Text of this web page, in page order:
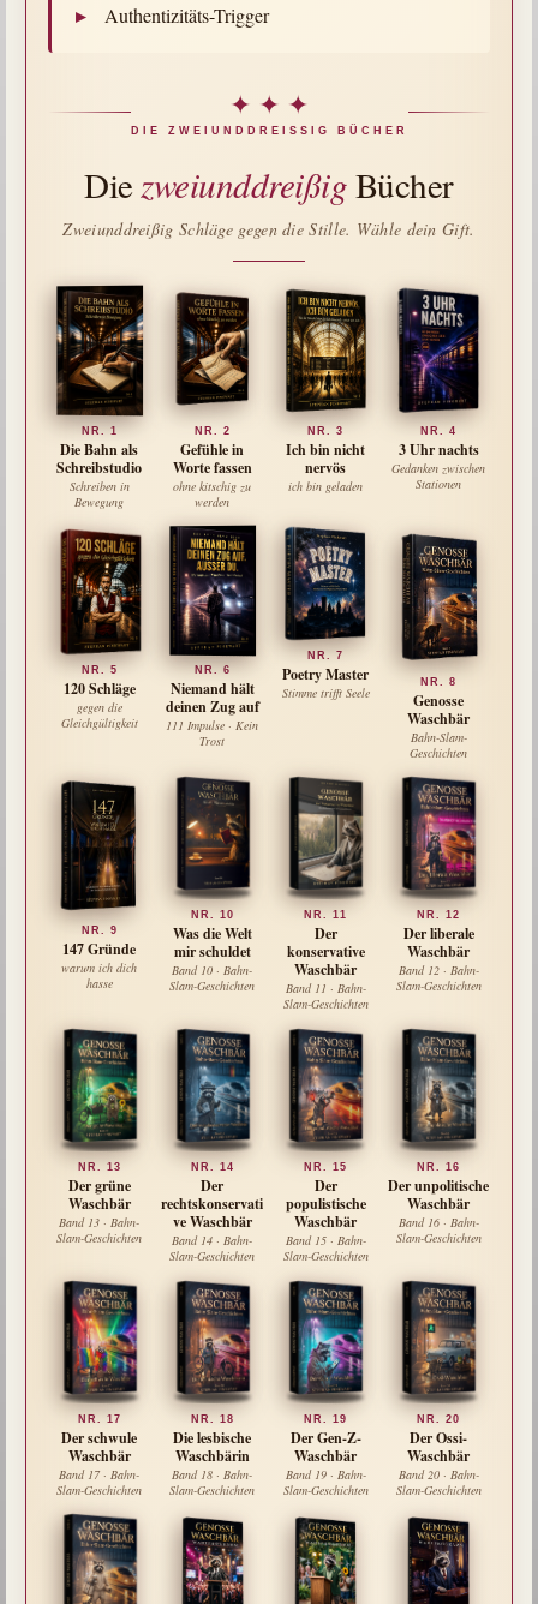
▸ Authentizitäts-Trigger
✦ ✦ ✦
DIE ZWEIUNDDREISSIG BÜCHER
DiezweiunddreißigBücher
Zweiunddreißig Schläge gegen die Stille. Wähle dein Gift.
NR. 1
Die Bahn als
Schreibstudio
Schreiben in
Bewegung
NR. 2
Gefühle in
Worte fassen
ohne kitschig zu
werden
NR. 3
Ich bin nicht
nervös
ich bin geladen
NR. 4
3 Uhr nachts
Gedanken zwischen
Stationen
NR. 5
120 Schläge
gegen die
Gleichgültigkeit
NR. 6
Niemand hält
deinen Zug auf
111 Impulse · Kein
Trost
NR. 7
Poetry Master
Stimme trifft Seele
NR. 8
Genosse
Waschbär
Bahn-Slam-
Geschichten
NR. 9
147 Gründe
warum ich dich
hasse
NR. 10
Was die Welt
mir schuldet
Band 10 · Bahn-
Slam-Geschichten
NR. 11
Der
konservative
Waschbär
Band 11 · Bahn-
Slam-Geschichten
NR. 12
Der liberale
Waschbär
Band 12 · Bahn-
Slam-Geschichten
NR. 13
Der grüne
Waschbär
Band 13 · Bahn-
Slam-Geschichten
NR. 14
Der
rechtskonservati
ve Waschbär
Band 14 · Bahn-
Slam-Geschichten
NR. 15
Der
populistische
Waschbär
Band 15 · Bahn-
Slam-Geschichten
NR. 16
Der unpolitische
Waschbär
Band 16 · Bahn-
Slam-Geschichten
NR. 17
Der schwule
Waschbär
Band 17 · Bahn-
Slam-Geschichten
NR. 18
Die lesbische
Waschbärin
Band 18 · Bahn-
Slam-Geschichten
NR. 19
Der Gen-Z-
Waschbär
Band 19 · Bahn-
Slam-Geschichten
NR. 20
Der Ossi-
Waschbär
Band 20 · Bahn-
Slam-Geschichten